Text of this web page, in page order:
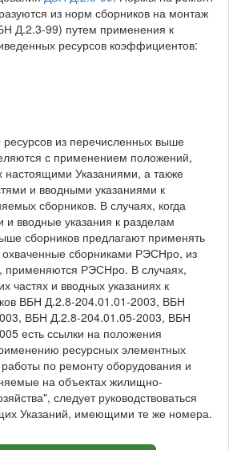
из норм сборников на монтаж
Д.2.3-99) путем применения к
ресурсов коэффициентов:
ресурсов из перечисленных выше
с применением положений,
настоящими Указаниями, а также
и вводными указаниями к
сборников. В случаях, когда
и вводные указания к разделам
сборников предлагают применять
сборниками РЭСНро, из
применяются РЭСНро. В случаях,
частях и вводных указаниях к
ВБН Д.2.8-204.01.01-2003, ВБН
ВБН Д.2.8-204.01.05-2003, ВБН
есть ссылки на положения
ресурсных элементных
по ремонту оборудования и
на объектах жилищно-
следует руководствоваться
Указаний, имеющими те же номера.